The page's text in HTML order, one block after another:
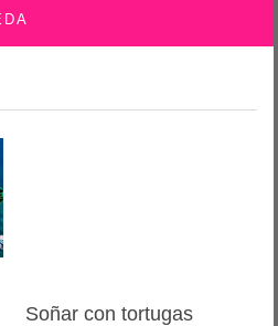
Soñar con tortugas